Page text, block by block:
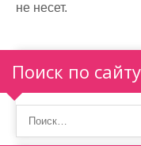
не несет.
Поиск по сайту